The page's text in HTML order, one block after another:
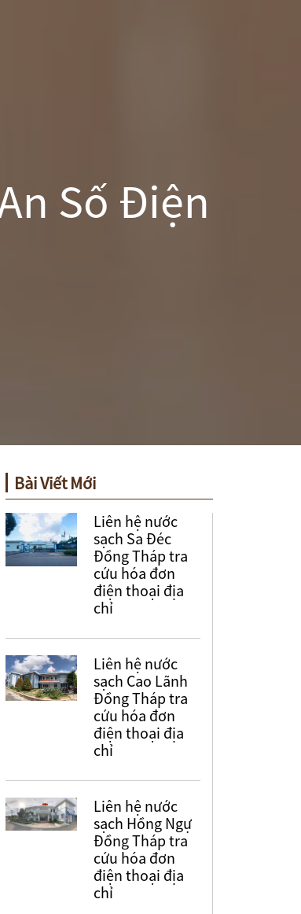
Số Điện
Bài Viết Mới
Liên hệ nước
sạch Sa Đéc
Đồng Tháp tra
cứu hóa đơn
điện thoại địa
chỉ
Liên hệ nước
sạch Cao Lãnh
Đồng Tháp tra
cứu hóa đơn
điện thoại địa
chỉ
Liên hệ nước
sạch Hồng Ngự
Đồng Tháp tra
cứu hóa đơn
điện thoại địa
chỉ